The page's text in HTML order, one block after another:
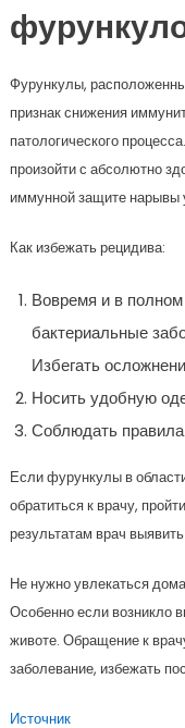
Фурункулы,
признак снижения
патологического
произойти с абсолютно
иммунной защите нарывы
Как избежать рецидива:
Вовремя и в
бактериальные
Избегать
Носить удобную
Соблюдать правила
Если фурункулы в
обратиться к врачу,
результатам врач
Не нужно увлекаться
Особенно если возникло
животе. Обращение к
заболевание, избежать
Источник